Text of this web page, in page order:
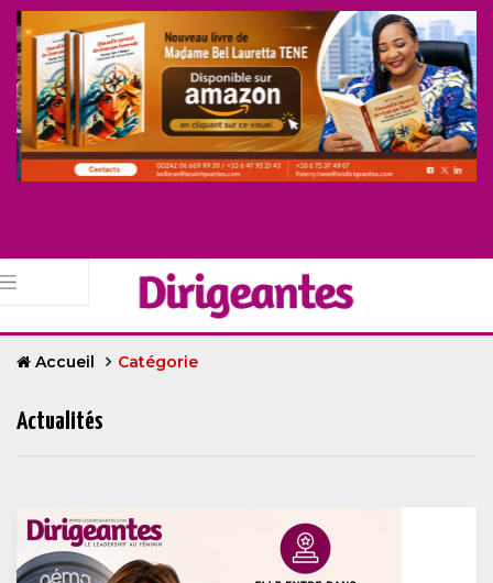
Accueil Catégorie
Actualités